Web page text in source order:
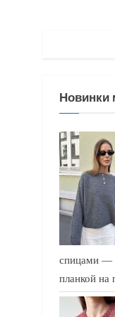
Новинки
спицами —
планкой на